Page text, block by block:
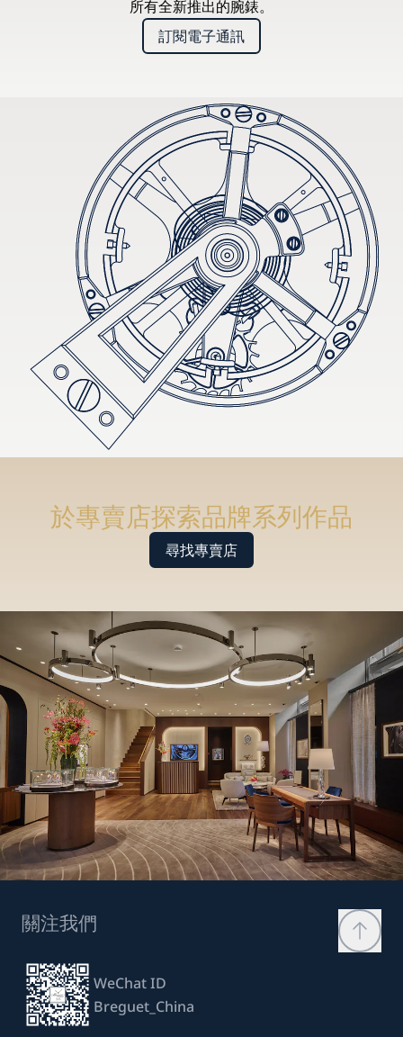
所有全新推出的腕錶。
訂閱電子通訊
於專賣店探索品牌系列作品
尋找專賣店
關注我們
WeChat ID
Breguet_China